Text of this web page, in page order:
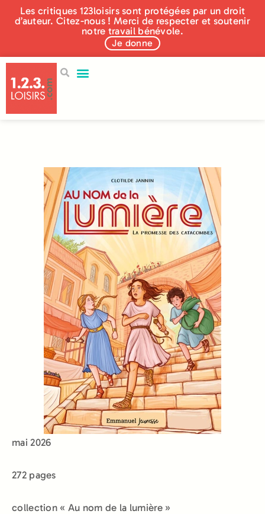
Les critiques 123loisirs sont protégées par un droit
d’auteur. Citez-nous ! Merci de respecter et soutenir
notre travail bénévole.
Je donne
mai 2026
272 pages
collection « Au nom de la lumière »